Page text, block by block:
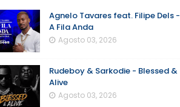
Agnelo Tavares feat. Filipe Dels -
A Fila Anda
Agosto 03, 2026
Rudeboy & Sarkodie - Blessed &
Alive
Agosto 03, 2026